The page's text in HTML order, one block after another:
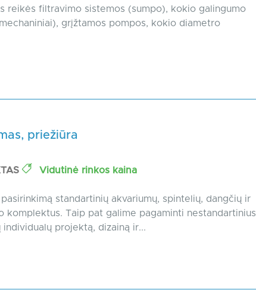
reikės filtravimo sistemos (sumpo), kokio galingumo
grįžtamos pompos, kokio diametro
priežiūra
Vidutinė rinkos kaina
standartinių akvariumų, spintelių, dangčių ir
komplektus. Taip pat galime pagaminti nestandartinius
individualų projektą, dizainą ir...